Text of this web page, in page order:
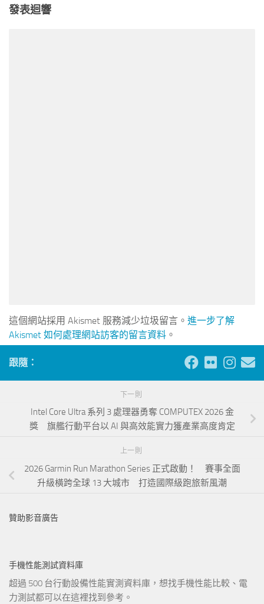
發表迴響
這個網站採用 Akismet 服務減少垃圾留言。 進一步了解
Akismet 如何處理網站訪客的留言資料 。
跟隨：
下一則
Intel Core Ultra 系列 3 處理器勇奪 COMPUTEX 2026 金
獎 旗艦行動平台以 AI 與高效能實力獲產業高度肯定
上一則
2026 Garmin Run Marathon Series 正式啟動！ 賽事全面
升級橫跨全球 13 大城市 打造國際級跑旅新風潮
贊助影音廣告
手機性能測試資料庫
超過 500 台行動設備性能實測資料庫，想找手機性能比較、電
力測試都可以在這裡找到參考。